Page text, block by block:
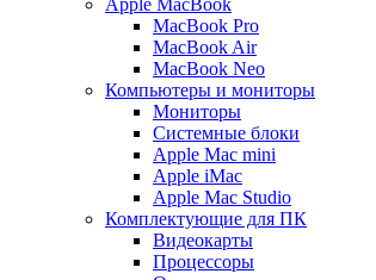
Apple MacBook
MacBook Pro
MacBook Air
MacBook Neo
Компьютеры и мониторы
Мониторы
Системные блоки
Apple Mac mini
Apple iMac
Apple Mac Studio
Комплектующие для ПК
Видеокарты
Процессоры